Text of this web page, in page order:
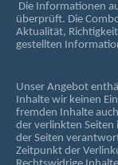
Die Informationen
überprüft. Die
Aktualität,
gestellten
Unser Angebot
Inhalte wir keinen
fremden Inhalte
der verlinkten Seiten
der Seiten
Zeitpunkt der